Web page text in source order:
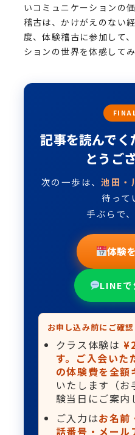
いコミュニケーションの
稽古は、かけがえのない
度、体験稽古に参加して
ションの世界を体感して
記事を読んでく
とうご
次の一歩は、池田・
待って
手ぶらで
体験
LINEで
お申し込み前にご確
クラス体験は
す。ご入会いた
の体験費を全額
いたします（
験当日にご案内
ご入力はお名前
話番号・メール